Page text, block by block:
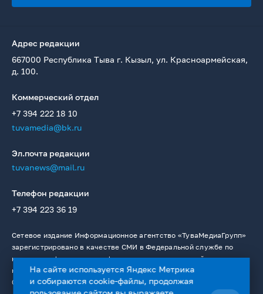
Адрес редакции
667000 Республика Тыва г. Кызыл, ул. Красноармейская,
д. 100.
Коммерческий отдел
+7 394 222 18 10
tuvamedia@bk.ru
Эл.почта редакции
tuvanews@mail.ru
Телефон редакции
+7 394 223 36 19
Сетевое издание Информационное агентство «ТуваМедиаГрупп»
зарегистрировано в качестве СМИ в Федеральной службе по
надзору в сфере связи, информационных технологий и массовых
коммуникаций. Регистрационный номер: Эл № ФС77 — 76336 от
02.08.2019.
На сайте используется Яндекс Метрика
и собираются cookie-файлы, продолжая